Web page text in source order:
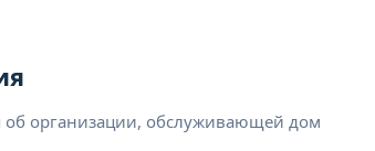
организации, обслуживающей дом